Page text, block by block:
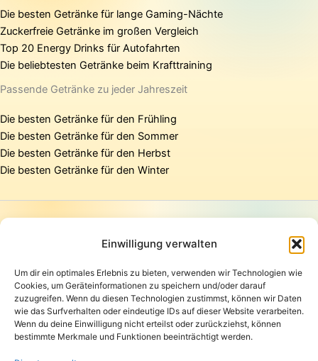
Einwilligung verwalten
Um dir ein optimales Erlebnis zu bieten, verwenden wir Technologien wie
Cookies, um Geräteinformationen zu speichern und/oder darauf
zuzugreifen. Wenn du diesen Technologien zustimmst, können wir Daten
wie das Surfverhalten oder eindeutige IDs auf dieser Website verarbeiten.
Wenn du deine Einwilligung nicht erteilst oder zurückziehst, können
bestimmte Merkmale und Funktionen beeinträchtigt werden.
Die besten Getränke für lange Gaming-Nächte
Zuckerfreie Getränke im großen Vergleich
Top 20 Energy Drinks für Autofahrten
Die beliebtesten Getränke beim Krafttraining
Passende Getränke zu jeder Jahreszeit
Die besten Getränke für den Frühling
Die besten Getränke für den Sommer
Die besten Getränke für den Herbst
Die besten Getränke für den Winter
Presse
Datenschutzerklärung
AGB
Widerrufsbelehrung
Versand und Lieferung
Zahlungsarten